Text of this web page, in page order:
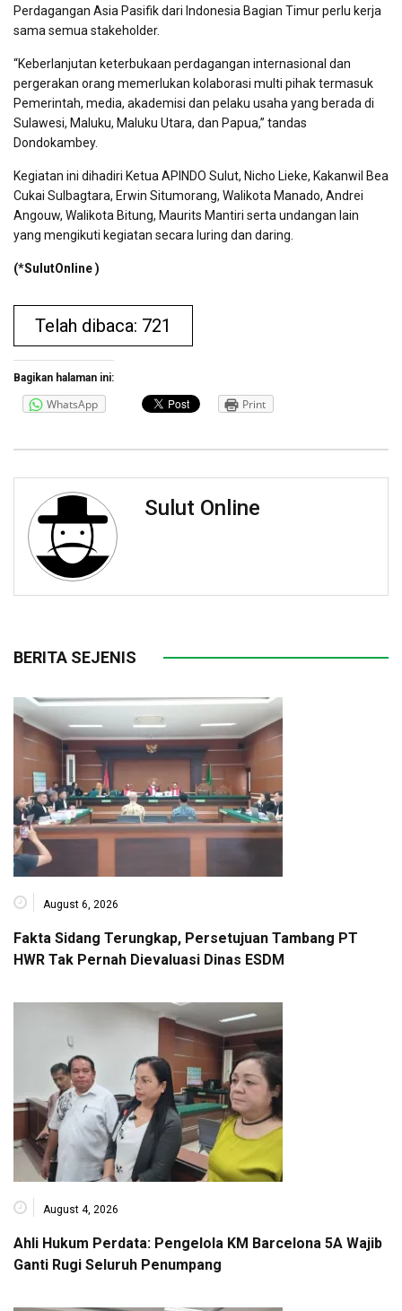
Perdagangan Asia Pasifik dari Indonesia Bagian Timur perlu kerja
sama semua stakeholder.
“Keberlanjutan keterbukaan perdagangan internasional dan
pergerakan orang memerlukan kolaborasi multi pihak termasuk
Pemerintah, media, akademisi dan pelaku usaha yang berada di
Sulawesi, Maluku, Maluku Utara, dan Papua,” tandas
Dondokambey.
Kegiatan ini dihadiri Ketua APINDO Sulut, Nicho Lieke, Kakanwil Bea
Cukai Sulbagtara, Erwin Situmorang, Walikota Manado, Andrei
Angouw, Walikota Bitung, Maurits Mantiri serta undangan lain
yang mengikuti kegiatan secara luring dan daring.
(*SulutOnline )
Telah dibaca: 721
Bagikan halaman ini:
WhatsApp Print
Sulut Online
BERITA SEJENIS
August 6, 2026
Fakta Sidang Terungkap, Persetujuan Tambang PT
HWR Tak Pernah Dievaluasi Dinas ESDM
August 4, 2026
Ahli Hukum Perdata: Pengelola KM Barcelona 5A Wajib
Ganti Rugi Seluruh Penumpang